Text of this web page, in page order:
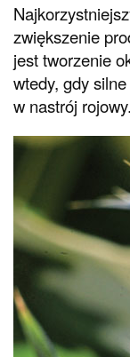
zwiększenie
jest tworzenie
wtedy, gdy
w nastrój rojowy.